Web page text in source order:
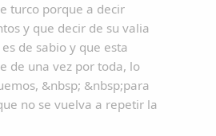
turco porque a decir
y que decir de su valia
de sabio y que esta
de una vez por toda, lo
&nbsp; &nbsp;para
no se vuelva a repetir la